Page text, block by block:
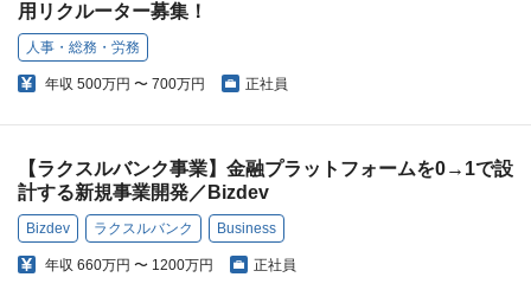
用リクルーター募集！
人事・総務・労務
年収 500万円 〜 700万円 正社員
【ラクスルバンク事業】金融プラットフォームを0→1で設
計する新規事業開発／Bizdev
Bizdev ラクスルバンク Business
年収 660万円 〜 1200万円 正社員